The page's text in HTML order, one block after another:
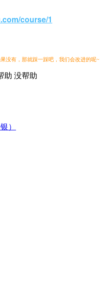
course/1​
没有，那就踩一踩吧，我们会改进的呢~
助 没帮助
）